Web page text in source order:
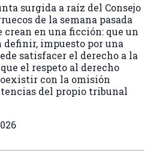
surgida a raíz del Consejo
de la semana pasada
crean en una ficción: que un
impuesto por una
satisfacer el derecho a la
el respeto al derecho
con la omisión
del propio tribunal